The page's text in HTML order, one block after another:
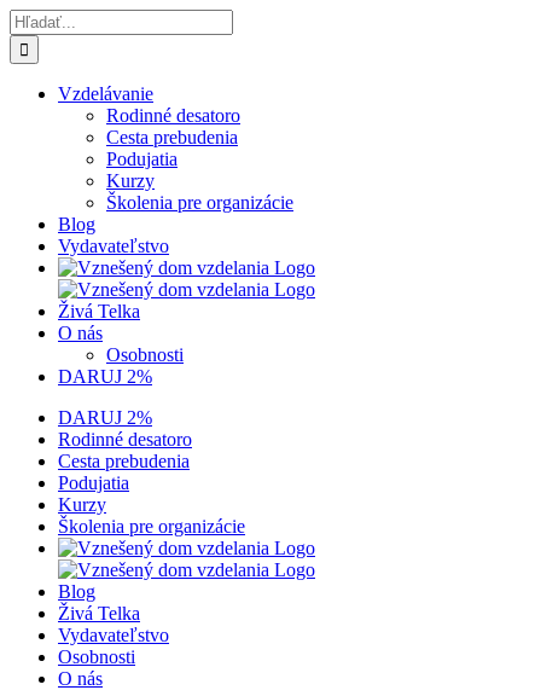
Skip
to
content
Hľadať:
Vzdelávanie
Rodinné desatoro
Cesta prebudenia
Podujatia
Kurzy
Školenia pre organizácie
Blog
Vydavateľstvo
Živá Telka
O nás
Osobnosti
DARUJ 2%
DARUJ 2%
Rodinné desatoro
Cesta prebudenia
Podujatia
Kurzy
Školenia pre organizácie
Blog
Živá Telka
Vydavateľstvo
Osobnosti
O nás